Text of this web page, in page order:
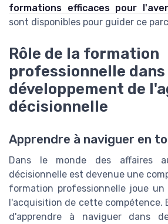
formations efficaces pour
sont disponibles pour guider ce
Rôle de la formation
professionnelle dans
développement de
décisionnelle
Apprendre à naviguer en
Dans le monde des affaires
décisionnelle est devenue une
formation professionnelle joue un
l'acquisition de cette compétence.
d'apprendre à naviguer dans